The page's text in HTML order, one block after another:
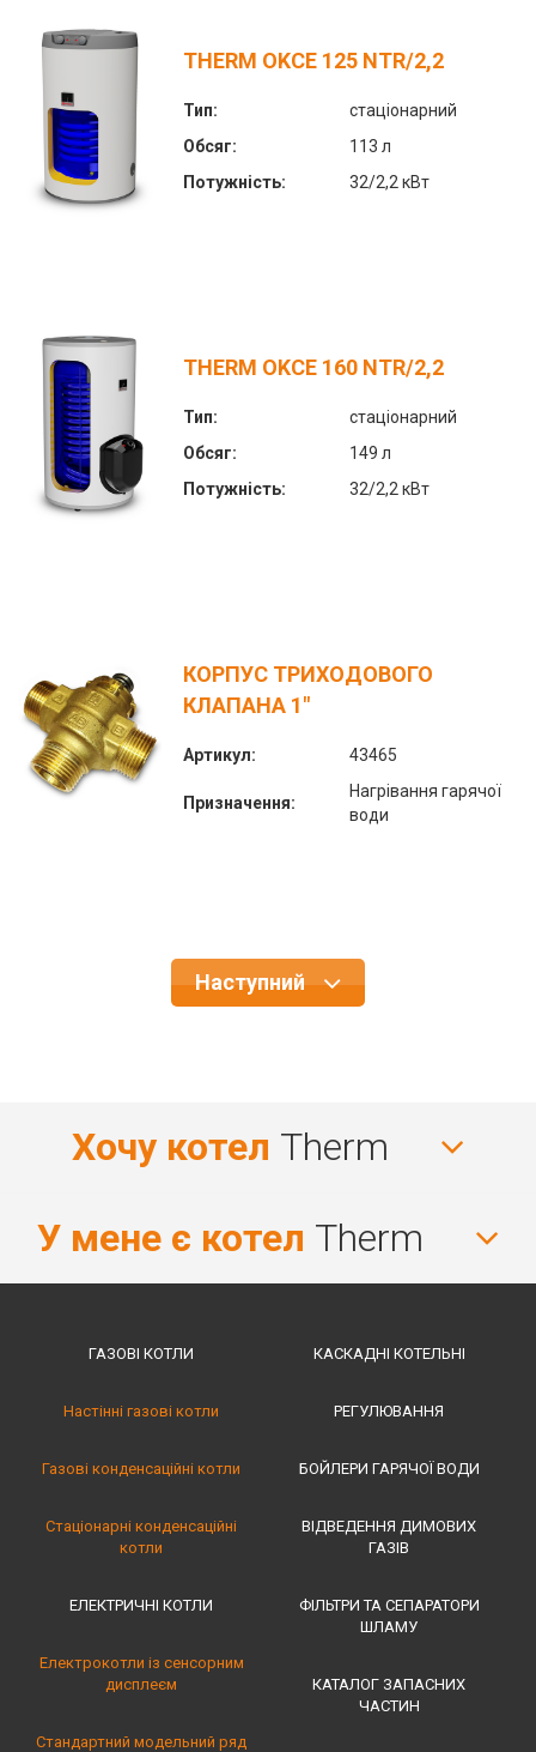
THERM OKCE 125 NTR/2,2
Тип:
стаціонарний
Обсяг:
113 л
Потужність:
32/2,2 кВт
THERM OKCE 160 NTR/2,2
Тип:
стаціонарний
Обсяг:
149 л
Потужність:
32/2,2 кВт
КОРПУС ТРИХОДОВОГО
КЛАПАНА 1"
Артикул: 43465
Призначення:
Нагрівання гарячої
води
Наступний
Хочу котел Therm
У мене є котел Therm
ГАЗОВІ КОТЛИ
Настінні газові котли
Газові конденсаційні котли
Стаціонарні конденсаційні
котли
ЕЛЕКТРИЧНІ КОТЛИ
Електрокотли із сенсорним
дисплеєм
Стандартний модельний ряд
КАСКАДНІ КОТЕЛЬНІ
РЕГУЛЮВАННЯ
БОЙЛЕРИ ГАРЯЧОЇ ВОДИ
ВІДВЕДЕННЯ ДИМОВИХ
ГАЗІВ
ФІЛЬТРИ ТА СЕПАРАТОРИ
ШЛАМУ
КАТАЛОГ ЗАПАСНИХ
ЧАСТИН